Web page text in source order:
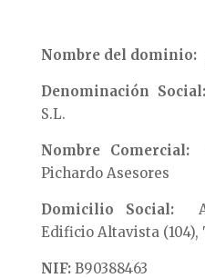
Nombre del dominio:
Denominación
S.L.
Nombre
Pichardo Asesores
Domicilio Social:
Edificio Altavista (104),
NIF: B90388463